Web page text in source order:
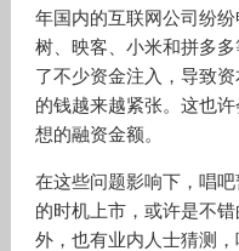
年国内的互联网公司纷
树、映客、小米和拼多
了不少资金注入，导致
的钱越来越紧张。这也
想的融资金额。
在这些问题影响下，唱
的时机上市，或许是不
外，也有业内人士猜测